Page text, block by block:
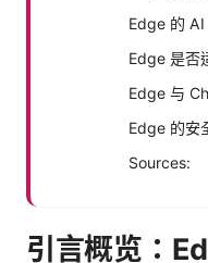
Edge 的 AI
Edge 是否
Edge 与
Edge 的安
Sources:
引言概览：